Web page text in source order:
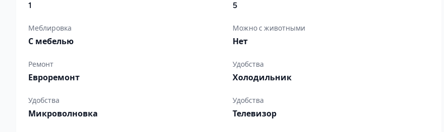
1 5
Меблировка
С мебелью
Можно с животными
Нет
Ремонт
Евроремонт
Удобства
Холодильник
Удобства
Микроволновка
Удобства
Телевизор